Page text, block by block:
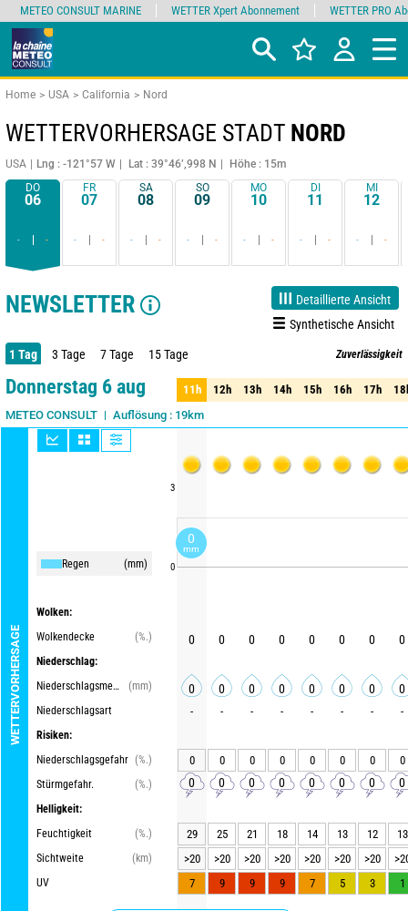
Home USA California Nord
WETTERVORHERSAGE STADT NORD
USA Lng : -121°57 W Lat : 39°46’,998 N
Höhe : 15m
DO
06
- -
FR
07
- -
SA
08
- -
SO
09
- -
MO
10
- -
DI
11
- -
MI
12
- -
NEWSLETTER
Detaillierte Ansicht
Synthetische Ansicht
1 Tag 3 Tage 7 Tage 15 Tage Zuverlässigkeit
90%
Donnerstag 6 aug
METEO CONSULT Auflösung : 19km
WETTERVORHERSAGE
Regen (mm)
Wolken:
Wolkendecke
(%.)
Niederschlag:
Niederschlagsmenge
(mm)
Niederschlagsart
Risiken:
Niederschlagsgefahr (%.)
Stürmgefahr.
(%.)
Helligkeit:
Feuchtigkeit
(%.)
Sichtweite
(km)
UV
3
0
11h 12h 13h 14h 15h 16h 17h
11h 12h 13h 14h 15h 16h 17h
0 0 0 0 0 0 0 0
0 0 0 0 0 0 0 0
- - - - - - - -
0 0 0 0 0 0 0 0
0 0 0 0 0 0 0 0
29 25 21 18 14 13 12
13
>20
>20 >20 >20 >20 >20 >20
7
9 9 9 7 5 3 1
METEO CONSULT MARINE WETTER Xpert Abonnement WETTER PRO
0
mm